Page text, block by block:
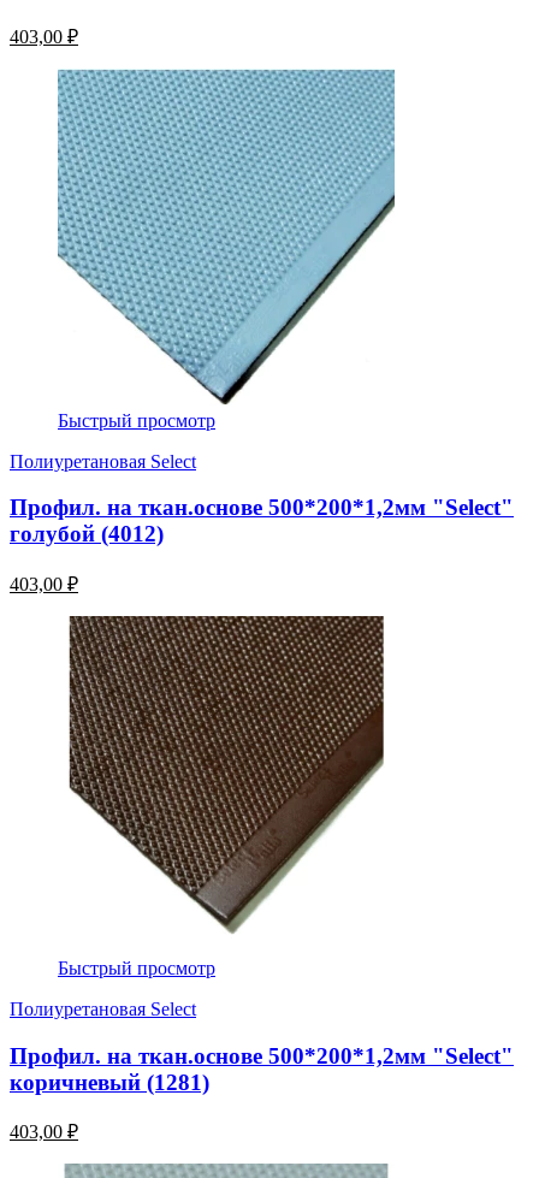
403,00 ₽
Быстрый просмотр
Полиуретановая Select
Профил. на ткан.основе 500*200*1,2мм "Select"
голубой (4012)
403,00 ₽
Быстрый просмотр
Полиуретановая Select
Профил. на ткан.основе 500*200*1,2мм "Select"
коричневый (1281)
403,00 ₽